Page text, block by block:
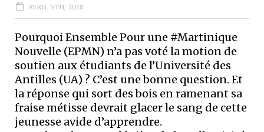
AVRIL 5TH, 2018
Pourquoi Ensemble Pour une #Martinique
Nouvelle (EPMN) n’a pas voté la motion de
soutien aux étudiants de l’Université des
Antilles (UA) ? C’est une bonne question. Et
la réponse qui sort des bois en ramenant sa
fraise métisse devrait glacer le sang de cette
jeunesse avide d’apprendre.